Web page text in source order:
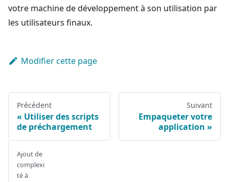
votre machine de développement à son utilisation par
les utilisateurs finaux.
Modifier cette page
Précédent
Utiliser des scripts
de préchargement
Suivant
Empaqueter votre
application
Ajout de
complexi
té à